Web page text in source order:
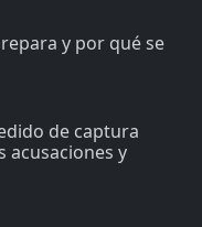
y por qué se
de captura
acusaciones y